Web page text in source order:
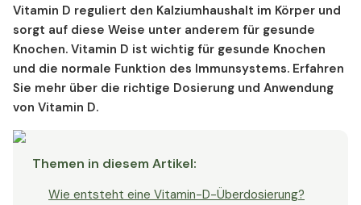
Vitamin D reguliert den Kalziumhaushalt im Körper und
sorgt auf diese Weise unter anderem für gesunde
Knochen. Vitamin D ist wichtig für gesunde Knochen
und die normale Funktion des Immunsystems. Erfahren
Sie mehr über die richtige Dosierung und Anwendung
von Vitamin D.
Themen in diesem Artikel:
Wie entsteht eine Vitamin-D-Überdosierung?